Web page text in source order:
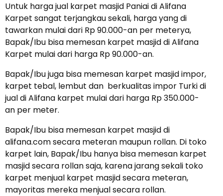
Untuk harga jual karpet masjid Paniai di Alifana
Karpet sangat terjangkau sekali, harga yang di
tawarkan mulai dari Rp 90.000-an per meterya,
Bapak/Ibu bisa memesan karpet masjid di Alifana
Karpet mulai dari harga Rp 90.000-an.
Bapak/Ibu juga bisa memesan karpet masjid impor,
karpet tebal, lembut dan berkualitas impor Turki di
jual di Alifana karpet mulai dari harga Rp 350.000-
an per meter.
Bapak/Ibu bisa memesan karpet masjid di
alifana.com secara meteran maupun rollan. Di toko
karpet lain, Bapak/Ibu hanya bisa memesan karpet
masjid secara rollan saja, karena jarang sekali toko
karpet menjual karpet masjid secara meteran,
mayoritas mereka menjual secara rollan.